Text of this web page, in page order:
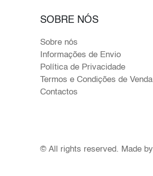
SOBRE NÓS
Sobre nós
Informações de Envio
Política de Privacidade
Termos e Condições de Venda
Contactos
© All rights reserved. Made by